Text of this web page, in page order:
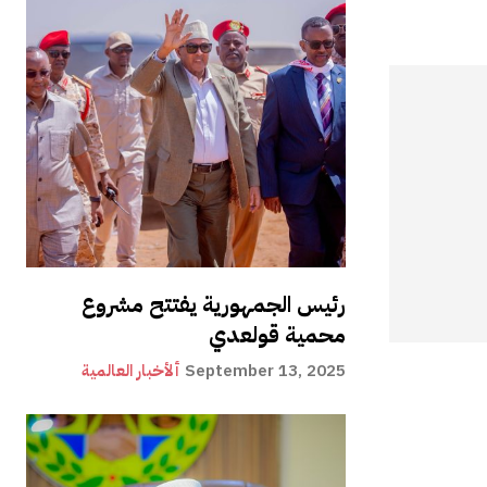
رئيس الجمهورية يفتتح مشروع
محمية قولعدي
ألأخبار العالمية September 13, 2025